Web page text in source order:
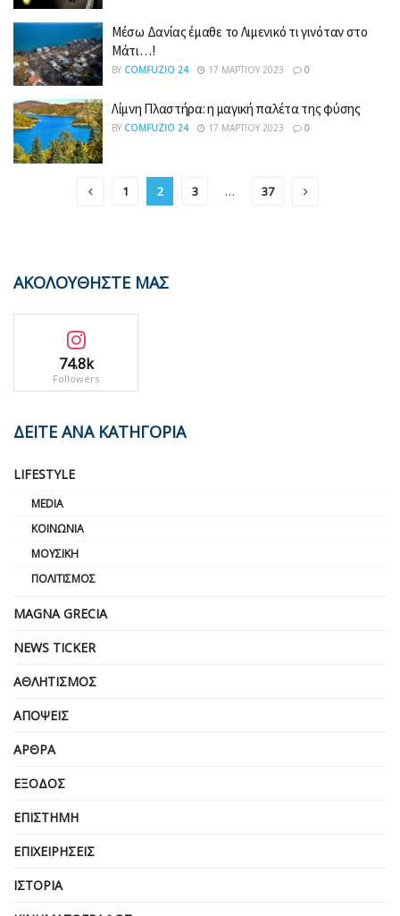
Μέσω Δανίας έμαθε το Λιμενικό τι γινόταν στο
Μάτι…!
BY COMFUZIO 24 17 ΜΑΡΤΊΟΥ 2023 0
Λίμνη Πλαστήρα: η μαγική παλέτα της φύσης
BY COMFUZIO 24 17 ΜΑΡΤΊΟΥ 2023 0
1 2 3 … 37
ΑΚΟΛΟΥΘΗΣΤΕ ΜΑΣ
74.8k
Followers
ΔΕΙΤΕ ΑΝΑ ΚΑΤΗΓΟΡΙΑ
LIFESTYLE
MEDIA
ΚΟΙΝΩΝΊΑ
ΜΟΥΣΙΚΉ
ΠΟΛΙΤΙΣΜΌΣ
MAGNA GRECIA
NEWS TICKER
ΑΘΛΗΤΙΣΜΌΣ
ΑΠΌΨΕΙΣ
ΆΡΘΡΑ
ΈΞΟΔΟΣ
ΕΠΙΣΤΉΜΗ
ΕΠΙΧΕΙΡΗΣΕΙΣ
ΙΣΤΟΡΊΑ